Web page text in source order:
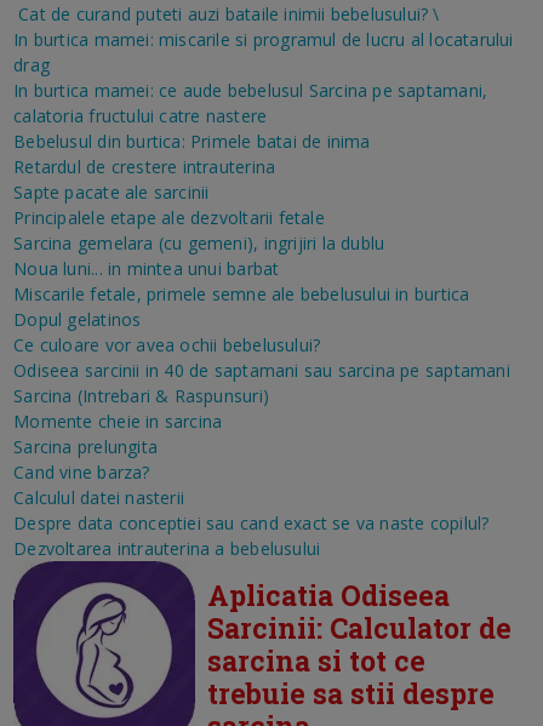
Cat de curand puteti auzi bataile inimii bebelusului? \
In burtica mamei: miscarile si programul de lucru al locatarului
drag
In burtica mamei: ce aude bebelusul Sarcina pe saptamani,
calatoria fructului catre nastere
Bebelusul din burtica: Primele batai de inima
Retardul de crestere intrauterina
Sapte pacate ale sarcinii
Principalele etape ale dezvoltarii fetale
Sarcina gemelara (cu gemeni), ingrijiri la dublu
Noua luni... in mintea unui barbat
Miscarile fetale, primele semne ale bebelusului in burtica
Dopul gelatinos
Ce culoare vor avea ochii bebelusului?
Odiseea sarcinii in 40 de saptamani sau sarcina pe saptamani
Sarcina (Intrebari & Raspunsuri)
Momente cheie in sarcina
Sarcina prelungita
Cand vine barza?
Calculul datei nasterii
Despre data conceptiei sau cand exact se va naste copilul?
Dezvoltarea intrauterina a bebelusului
Aplicatia Odiseea
Sarcinii: Calculator de
sarcina si tot ce
trebuie sa stii despre